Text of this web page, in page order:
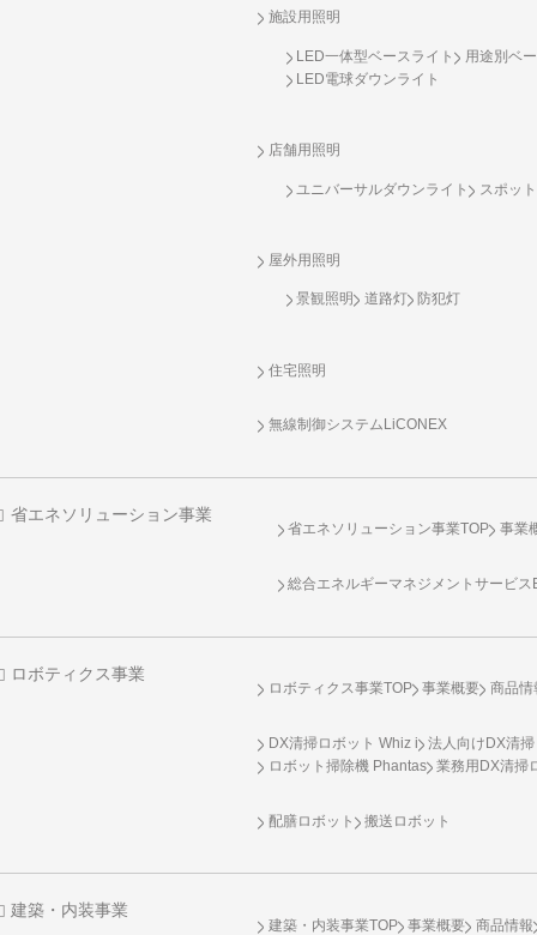
施設用照明
LED一体型ベースライト
用途別ベ
LED電球ダウンライト
店舗用照明
ユニバーサルダウンライト スポッ
屋外用照明
景観照明 道路灯 防犯灯
住宅照明
無線制御システム LiCONEX
省エネソリューション事業
省エネソリューション事業TOP 事業
総合エネルギーマネジメントサービ
ロボティクス事業
ロボティクス事業TOP 事業概要 商品情
DX清掃ロボット Whiz i
法人向けDX清
ロボット掃除機 Phantas
業務用DX清掃
配膳ロボット 搬送ロボット
建築・内装事業
建築・内装事業TOP 事業概要 商品情報